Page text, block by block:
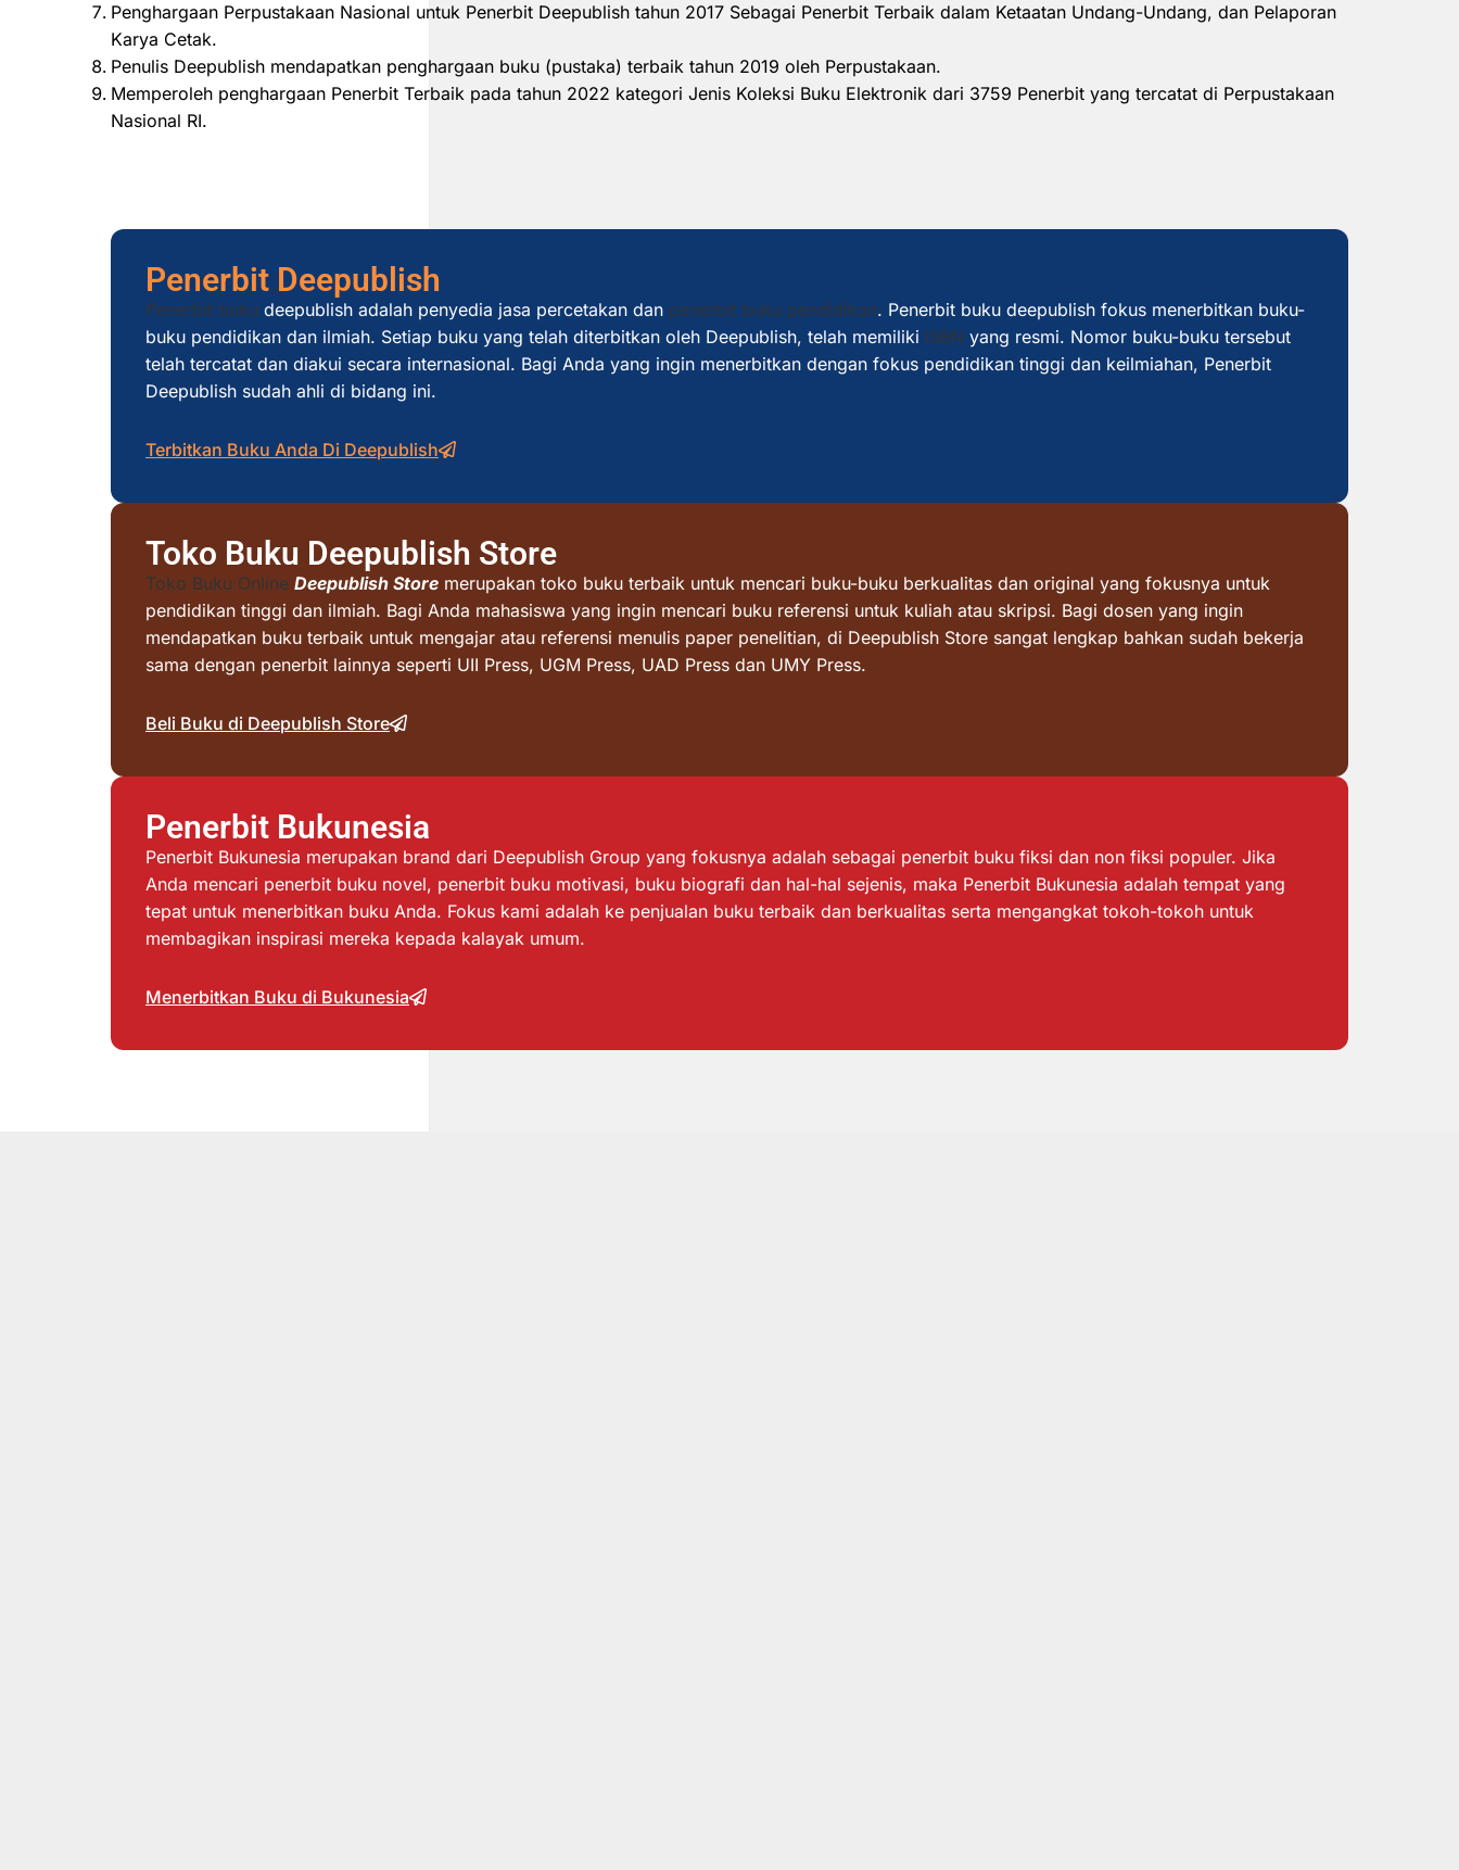
Penghargaan Perpustakaan Nasional untuk Penerbit Deepublish tahun 2017 Sebagai Penerbit Terbaik dalam Ketaatan Undang-Undang, dan Pelaporan
Karya Cetak.
Penulis Deepublish mendapatkan penghargaan buku (pustaka) terbaik tahun 2019 oleh Perpustakaan.
Memperoleh penghargaan Penerbit Terbaik pada tahun 2022 kategori Jenis Koleksi Buku Elektronik dari 3759 Penerbit yang tercatat di Perpustakaan
Nasional RI.
Penerbit Deepublish
Penerbit buku deepublish adalah penyedia jasa percetakan dan penerbit buku pendidikan. Penerbit buku deepublish fokus menerbitkan buku-
buku pendidikan dan ilmiah. Setiap buku yang telah diterbitkan oleh Deepublish, telah memiliki ISBN yang resmi. Nomor buku-buku tersebut
telah tercatat dan diakui secara internasional. Bagi Anda yang ingin menerbitkan dengan fokus pendidikan tinggi dan keilmiahan, Penerbit
Deepublish sudah ahli di bidang ini.
Terbitkan Buku Anda Di Deepublish
Toko Buku Deepublish Store
Toko Buku Online Deepublish Store merupakan toko buku terbaik untuk mencari buku-buku berkualitas dan original yang fokusnya untuk
pendidikan tinggi dan ilmiah. Bagi Anda mahasiswa yang ingin mencari buku referensi untuk kuliah atau skripsi. Bagi dosen yang ingin
mendapatkan buku terbaik untuk mengajar atau referensi menulis paper penelitian, di Deepublish Store sangat lengkap bahkan sudah bekerja
sama dengan penerbit lainnya seperti UII Press, UGM Press, UAD Press dan UMY Press.
Beli Buku di Deepublish Store
Penerbit Bukunesia
Penerbit Bukunesia merupakan brand dari Deepublish Group yang fokusnya adalah sebagai penerbit buku fiksi dan non fiksi populer. Jika
Anda mencari penerbit buku novel, penerbit buku motivasi, buku biografi dan hal-hal sejenis, maka Penerbit Bukunesia adalah tempat yang
tepat untuk menerbitkan buku Anda. Fokus kami adalah ke penjualan buku terbaik dan berkualitas serta mengangkat tokoh-tokoh untuk
membagikan inspirasi mereka kepada kalayak umum.
Menerbitkan Buku di Bukunesia